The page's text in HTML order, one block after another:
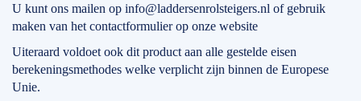
U kunt ons mailen op info@laddersenrolsteigers.nl of gebruik
maken van het contactformulier op onze website
Uiteraard voldoet ook dit product aan alle gestelde eisen
berekeningsmethodes welke verplicht zijn binnen de Europese
Unie.